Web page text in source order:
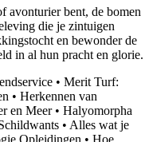
avonturier bent, de bomen
die je zintuigen
en bewonder de
in al hun pracht en glorie.
• Merit Turf:
• Herkennen van
en Meer• Halyomorpha
• Alles wat je